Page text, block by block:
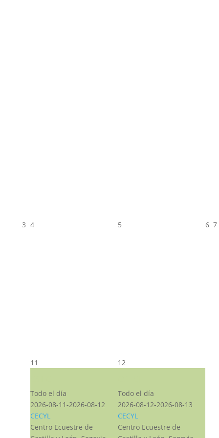
3 4 5 6 7
11
Todo el día
2026-08-11-2026-08-12
CECYL
Centro Ecuestre de
12
Todo el día
2026-08-12-2026-08-13
CECYL
Centro Ecuestre de